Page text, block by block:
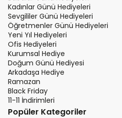
Kadınlar Günü Hediyeleri
Sevgililer Günü Hediyeleri
Öğretmenler Günü Hediyeleri
Yeni Yıl Hediyeleri
Ofis Hediyeleri
Kurumsal Hediye
Doğum Günü Hediyesi
Arkadaşa Hediye
Ramazan
Black Friday
11-11 İndirimleri
Popüler Kategoriler